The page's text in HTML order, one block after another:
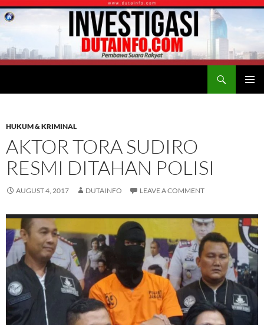
HUKUM & KRIMINAL
AKTOR TORA SUDIRO
RESMI DITAHAN POLISI
AUGUST 4, 2017 DUTAINFO LEAVE A COMMENT